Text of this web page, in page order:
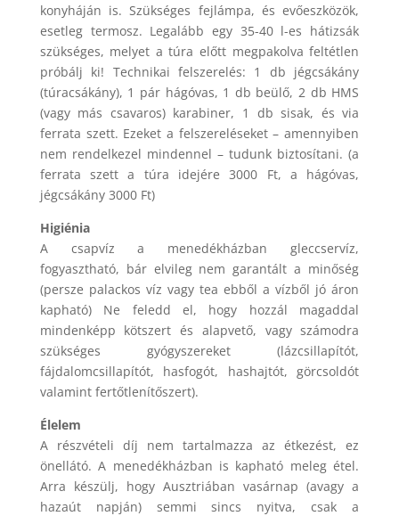
konyháján is. Szükséges fejlámpa, és evőeszközök,
esetleg termosz. Legalább egy 35-40 l-es hátizsák
szükséges, melyet a túra előtt megpakolva feltétlen
próbálj ki! Technikai felszerelés: 1 db jégcsákány
(túracsákány), 1 pár hágóvas, 1 db beülő, 2 db HMS
(vagy más csavaros) karabiner, 1 db sisak, és via
ferrata szett. Ezeket a felszereléseket – amennyiben
nem rendelkezel mindennel – tudunk biztosítani. (a
ferrata szett a túra idejére 3000 Ft, a hágóvas,
jégcsákány 3000 Ft)
Higiénia
A csapvíz a menedékházban gleccservíz,
fogyasztható, bár elvileg nem garantált a minőség
(persze palackos víz vagy tea ebből a vízből jó áron
kapható) Ne feledd el, hogy hozzál magaddal
mindenképp kötszert és alapvető, vagy számodra
szükséges gyógyszereket (lázcsillapítót,
fájdalomcsillapítót, hasfogót, hashajtót, görcsoldót
valamint fertőtlenítőszert).
Élelem
A részvételi díj nem tartalmazza az étkezést, ez
önellátó. A menedékházban is kapható meleg étel.
Arra készülj, hogy Ausztriában vasárnap (avagy a
hazaút napján) semmi sincs nyitva, csak a